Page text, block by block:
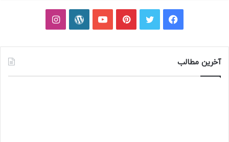
فیسبوکتوییترپینتریستیوتیوبوردپرساینستاگرام
آخرین مطالب